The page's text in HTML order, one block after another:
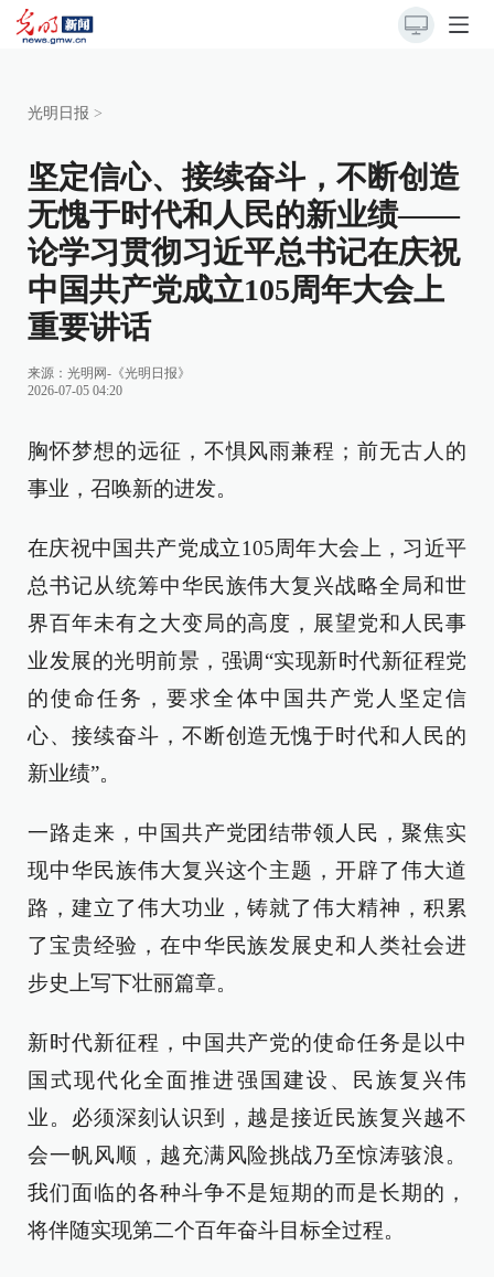
光明日报 >
坚定信心、接续奋斗，不断创造
无愧于时代和人民的新业绩——
论学习贯彻习近平总书记在庆祝
中国共产党成立105周年大会上
重要讲话
来源： 光明网-《光明日报》
2026-07-05 04:20
胸怀梦想的远征，不惧风雨兼程；前无古人的
事业，召唤新的进发。
在庆祝中国共产党成立105周年大会上，习近平
总书记从统筹中华民族伟大复兴战略全局和世
界百年未有之大变局的高度，展望党和人民事
业发展的光明前景，强调“实现新时代新征程党
的使命任务，要求全体中国共产党人坚定信
心、接续奋斗，不断创造无愧于时代和人民的
新业绩”。
一路走来，中国共产党团结带领人民，聚焦实
现中华民族伟大复兴这个主题，开辟了伟大道
路，建立了伟大功业，铸就了伟大精神，积累
了宝贵经验，在中华民族发展史和人类社会进
步史上写下壮丽篇章。
新时代新征程，中国共产党的使命任务是以中
国式现代化全面推进强国建设、民族复兴伟
业。必须深刻认识到，越是接近民族复兴越不
会一帆风顺，越充满风险挑战乃至惊涛骇浪。
我们面临的各种斗争不是短期的而是长期的，
将伴随实现第二个百年奋斗目标全过程。